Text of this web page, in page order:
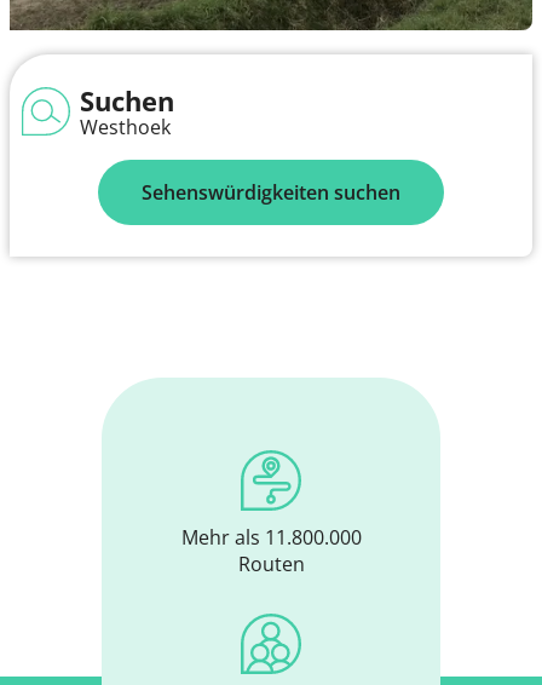
Suchen
Westhoek
Sehenswürdigkeiten suchen
Mehr als 11.800.000
Routen